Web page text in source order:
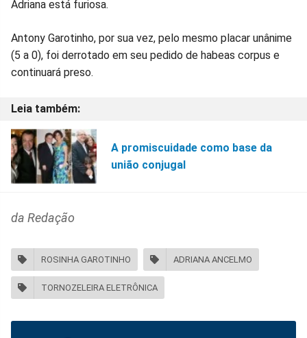
Adriana está furiosa.
Antony Garotinho, por sua vez, pelo mesmo placar unânime
(5 a 0), foi derrotado em seu pedido de habeas corpus e
continuará preso.
A promiscuidade como base da
união conjugal
da Redação
ROSINHA GAROTINHO ADRIANA ANCELMO
TORNOZELEIRA ELETRÔNICA